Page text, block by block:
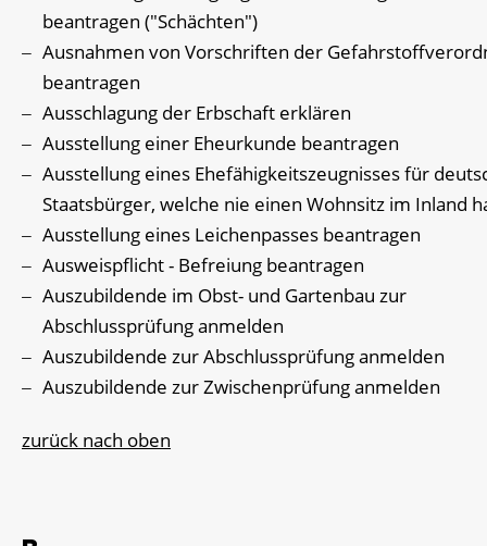
beantragen ("Schächten")
Ausnahmen von Vorschriften der
beantragen
Ausschlagung der Erbschaft erklären
Ausstellung einer Eheurkunde beantragen
Ausstellung eines Ehefähigkeitszeugnisses für
Staatsbürger, welche nie einen Wohnsitz im Inland
Ausstellung eines Leichenpasses beantragen
Ausweispflicht - Befreiung beantragen
Auszubildende im Obst- und Gartenbau zur
Abschlussprüfung anmelden
Auszubildende zur Abschlussprüfung anmelden
Auszubildende zur Zwischenprüfung anmelden
zurück nach oben